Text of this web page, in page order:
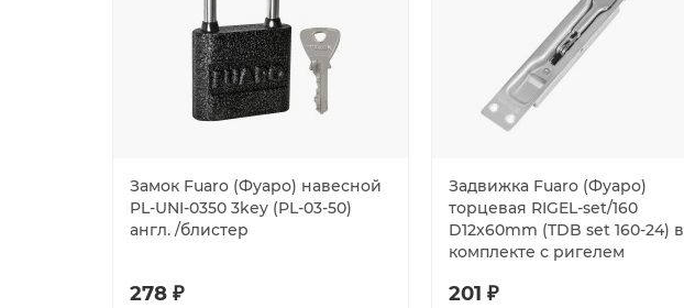
Замок Fuaro (Фуаро) навесной
PL-UNI-0350 3key (PL-03-50)
англ. /блистер
278 ₽
Задвижка Fuaro (Фуаро)
торцевая RIGEL-set/160
D12x60mm (TDB set 160-24) в
комплекте с ригелем
201 ₽